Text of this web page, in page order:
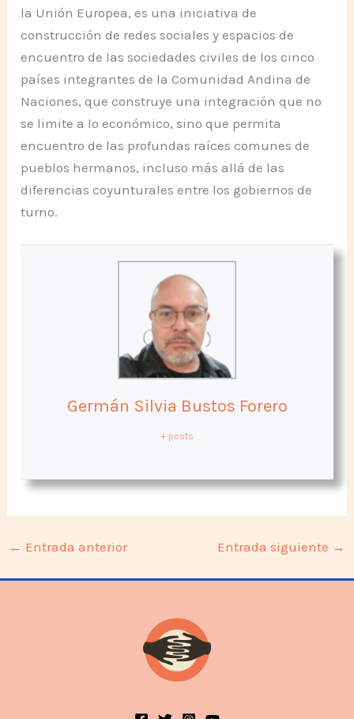
la Unión Europea, es una iniciativa de
construcción de redes sociales y espacios de
encuentro de las sociedades civiles de los cinco
países integrantes de la Comunidad Andina de
Naciones, que construye una integración que no
se limite a lo económico, sino que permita
encuentro de las profundas raíces comunes de
pueblos hermanos, incluso más allá de las
diferencias coyunturales entre los gobiernos de
turno.
Germán Silvia Bustos Forero
+ posts
← Entrada anterior Entrada siguiente →